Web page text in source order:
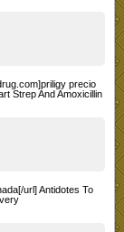
precio
Strep And Amoxicillin
url] Antidotes To